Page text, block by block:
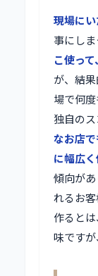
現場にい
事にしま
こ使って
が、結
場で何
独自のス
なお店
に幅広
傾向が
れるお
作ると
味ですが